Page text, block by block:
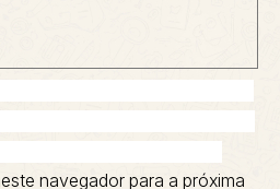
navegador para a próxima